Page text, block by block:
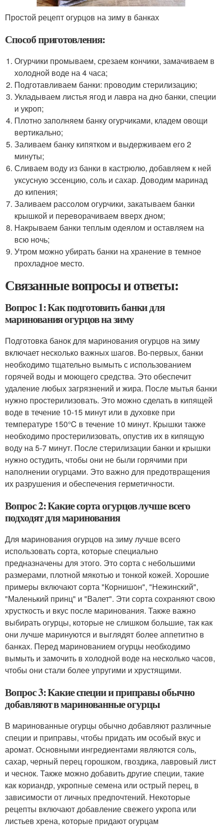
Простой рецепт огурцов на зиму в банках
Способ приготовления:
Огурчики промываем, срезаем кончики, замачиваем в
холодной воде на 4 часа;
Подготавливаем банки: проводим стерилизацию;
Укладываем листья ягод и лавра на дно банки, специи
и укроп;
Плотно заполняем банку огурчиками, кладем овощи
вертикально;
Заливаем банку кипятком и выдерживаем его 2
минуты;
Сливаем воду из банки в кастрюлю, добавляем к ней
уксусную эссенцию, соль и сахар. Доводим маринад
до кипения;
Заливаем рассолом огурчики, закатываем банки
крышкой и переворачиваем вверх дном;
Накрываем банки теплым одеялом и оставляем на
всю ночь;
Утром можно убирать банки на хранение в темное
прохладное место.
Связанные вопросы и ответы:
Вопрос 1: Как подготовить банки для
маринования огурцов на зиму
Подготовка банок для маринования огурцов на зиму
включает несколько важных шагов. Во-первых, банки
необходимо тщательно вымыть с использованием
горячей воды и моющего средства. Это обеспечит
удаление любых загрязнений и жира. После мытья банки
нужно простерилизовать. Это можно сделать в кипящей
воде в течение 10-15 минут или в духовке при
температуре 150°C в течение 10 минут. Крышки также
необходимо простерилизовать, опустив их в кипящую
воду на 5-7 минут. После стерилизации банки и крышки
нужно остудить, чтобы они не были горячими при
наполнении огурцами. Это важно для предотвращения
их разрушения и обеспечения герметичности.
Вопрос 2: Какие сорта огурцов лучше всего
подходят для маринования
Для маринования огурцов на зиму лучше всего
использовать сорта, которые специально
предназначены для этого. Это сорта с небольшими
размерами, плотной мякотью и тонкой кожей. Хорошие
примеры включают сорта "Корнишон", "Нежинский",
"Маленький принц" и "Валет". Эти сорта сохраняют свою
хрусткость и вкус после маринования. Также важно
выбирать огурцы, которые не слишком большие, так как
они лучше маринуются и выглядят более аппетитно в
банках. Перед маринованием огурцы необходимо
вымыть и замочить в холодной воде на несколько часов,
чтобы они стали более упругими и хрустящими.
Вопрос 3: Какие специи и приправы обычно
добавляют в маринованные огурцы
В маринованные огурцы обычно добавляют различные
специи и приправы, чтобы придать им особый вкус и
аромат. Основными ингредиентами являются соль,
сахар, черный перец горошком, гвоздика, лавровый лист
и чеснок. Также можно добавить другие специи, такие
как кориандр, укропные семена или острый перец, в
зависимости от личных предпочтений. Некоторые
рецепты включают добавление свежего укропа или
листьев хрена, которые придают огурцам